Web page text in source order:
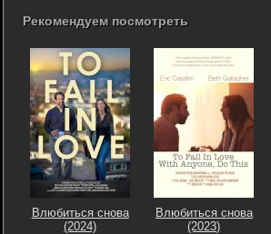
Рекомендуем посмотреть
Влюбиться снова
(2024)
Влюбиться снова
(2023)